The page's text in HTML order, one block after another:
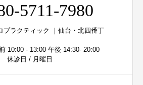
5711-7980
プラクティック ｜仙台・北四番丁
10:00 - 13:00 午後 14:30- 20:00
休診日 / 月曜日